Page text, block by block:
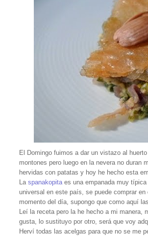
El Domingo fuimos a dar un vistazo al
montones pero luego en la nevera no duran
hervidas con patatas y hoy he hecho esta
La spanakopita es una empanada muy
universal en este país, se puede comprar
momento del día, supongo que como aquí
Leí la receta pero la he hecho a mi
gusta, lo sustituyo por otro, será que voy
Herví todas las acelgas para que no se me